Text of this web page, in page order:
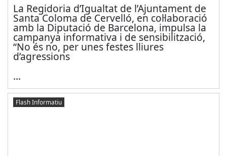
La Regidoria d’Igualtat de l’Ajuntament de
Santa Coloma de Cervelló, en col·laboració
amb la Diputació de Barcelona, impulsa la
campanya informativa i de sensibilització,
“No és no, per unes festes lliures
d’agressions
...
Flash Informatiu